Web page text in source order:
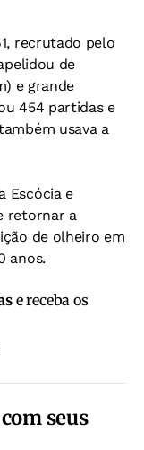
recrutado pelo
de
e grande
454 partidas e
usava a
Escócia e
retornar a
de olheiro em
anos.
e receba os
seus